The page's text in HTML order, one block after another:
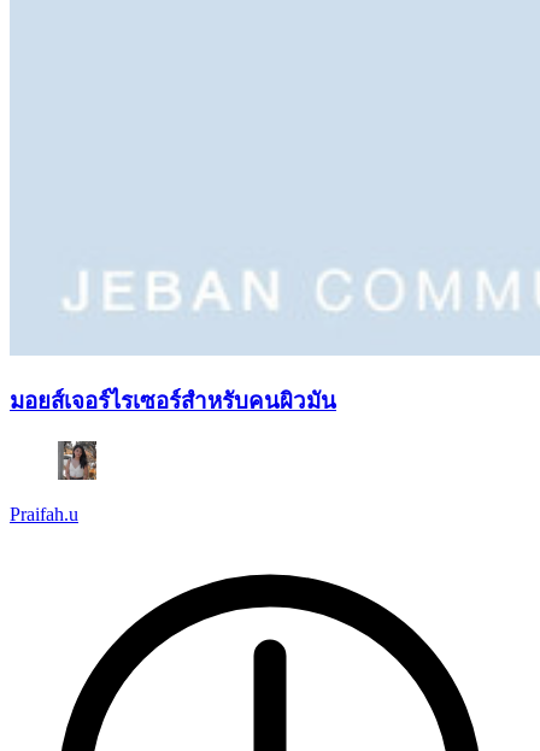
มอยส์เจอร์ไรเซอร์สำหรับคนผิวมัน
Praifah.u